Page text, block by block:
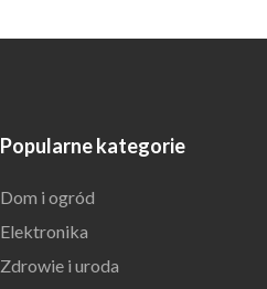
Popularne kategorie
Dom i ogród
Elektronika
Zdrowie i uroda